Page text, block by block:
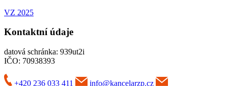
VZ 2025
Kontaktní údaje
datová schránka: 939ut2i
IČO: 70938393
+420 236 033 411
info@kancelarzp.cz